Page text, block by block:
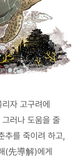
자 고구려에
러나 도움을 줄
추를 죽이려 하고,
(先導解)에게